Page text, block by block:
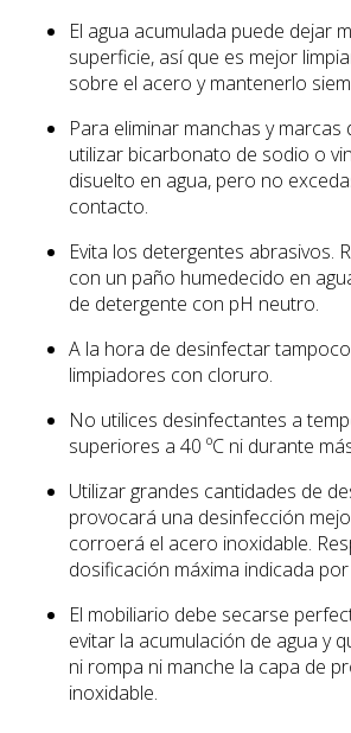
El agua acumulada puede dejar
superficie, así que es mejor
sobre el acero y mantenerlo
Para eliminar manchas y marcas
utilizar bicarbonato de sodio o
disuelto en agua, pero no
contacto.
Evita los detergentes abrasivos.
con un paño humedecido en
de detergente con pH neutro.
A la hora de desinfectar
limpiadores con cloruro.
No utilices desinfectantes a
superiores a 40 ºC ni durante
Utilizar grandes cantidades de
provocará una desinfección
corroerá el acero inoxidable.
dosificación máxima indicada
El mobiliario debe secarse
evitar la acumulación de agua y
ni rompa ni manche la capa de
inoxidable.